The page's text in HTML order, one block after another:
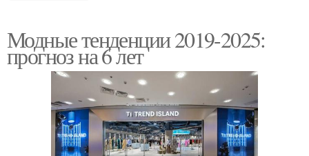
Модные тенденции 2019-2025:
прогноз на 6 лет